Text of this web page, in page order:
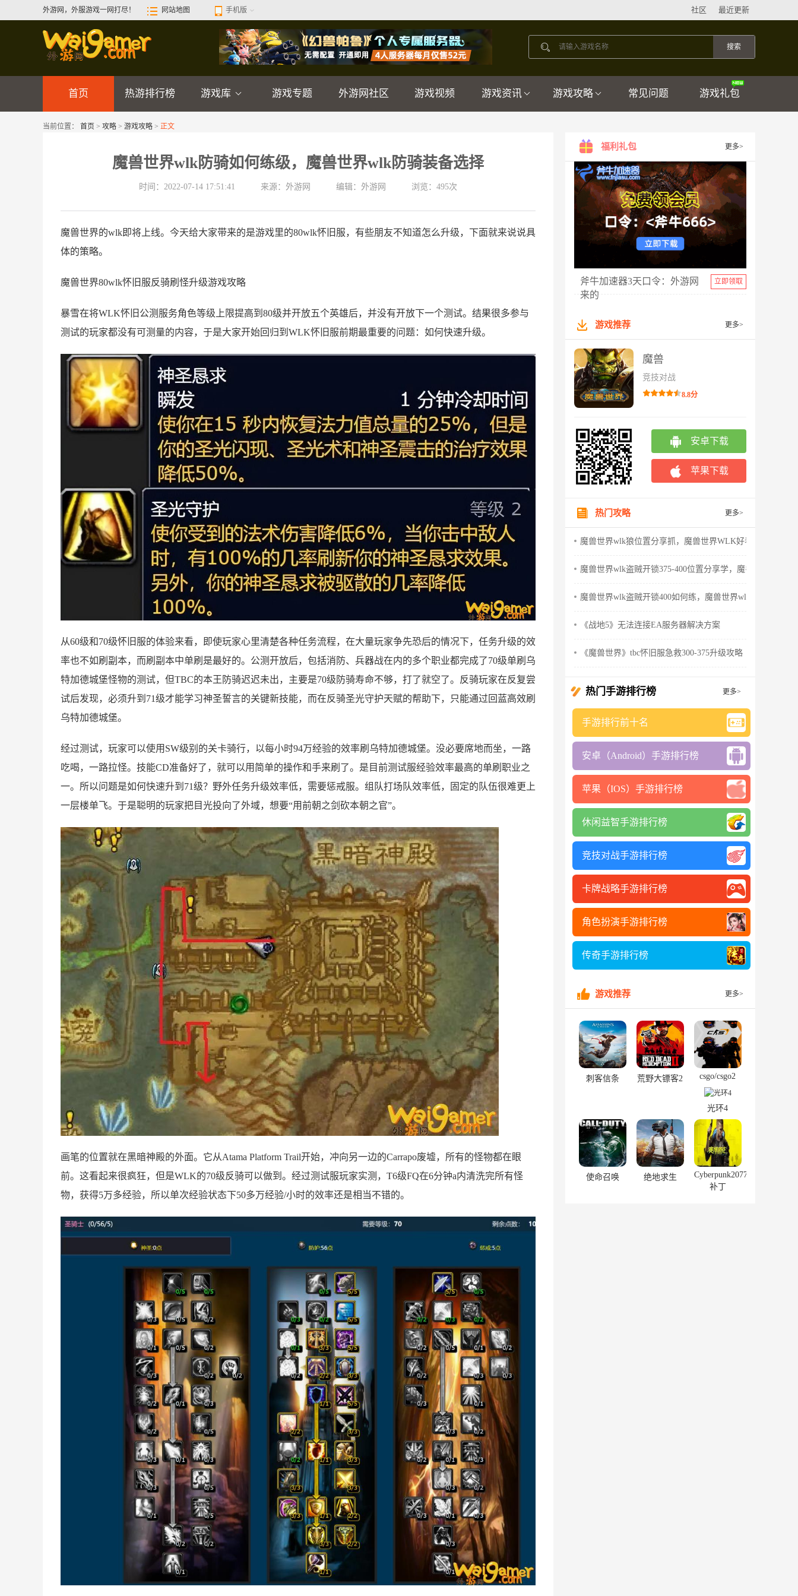
外游网，外服游戏一网打尽！ 网站地图 手机版 最近更新
社区
首页 热游排行榜 游戏库 游戏专题 外游网社区 游戏视频 游戏资讯 游戏攻略 常见问题 游戏礼包
当前位置： 首页 > 攻略 > 游戏攻略 > 正文
魔兽世界wlk防骑如何练级，魔兽世界wlk防骑装备选择
时间：2022-07-14 17:51:41 来源：外游网 编辑：外游网 浏览： 495次
魔兽世界的wlk即将上线。今天给大家带来的是游戏里的80wlk怀旧服，有些朋友不知道怎么升级，下面就来说说具
体的策略。
魔兽世界80wlk怀旧服反骑刷怪升级游戏攻略
暴雪在将WLK怀旧公测服务角色等级上限提高到80级并开放五个英雄后，并没有开放下一个测试。结果很多参与
测试的玩家都没有可测量的内容，于是大家开始回归到WLK怀旧服前期最重要的问题：如何快速升级。
从60级和70级怀旧服的体验来看，即使玩家心里清楚各种任务流程，在大量玩家争先恐后的情况下，任务升级的效
率也不如刷副本，而刷副本中单刷是最好的。公测开放后，包括消防、兵器战在内的多个职业都完成了70级单刷乌
特加德城堡怪物的测试，但TBC的本王防骑迟迟未出，主要是70级防骑寿命不够，打了就空了。反骑玩家在反复尝
试后发现，必须升到71级才能学习神圣誓言的关键新技能，而在反骑圣光守护天赋的帮助下，只能通过回蓝高效刷
乌特加德城堡。
经过测试，玩家可以使用SW级别的关卡骑行，以每小时94万经验的效率刷乌特加德城堡。没必要席地而坐，一路
吃喝，一路拉怪。技能CD准备好了，就可以用简单的操作和手来刷了。是目前测试服经验效率最高的单刷职业之
一。所以问题是如何快速升到71级？野外任务升级效率低，需要惩戒服。组队打场队效率低，固定的队伍很难更上
一层楼单飞。于是聪明的玩家把目光投向了外域，想要“用前朝之剑砍本朝之官”。
画笔的位置就在黑暗神殿的外面。它从Atama Platform Trail开始，冲向另一边的Carrapo废墟，所有的怪物都在眼
前。这看起来很疯狂，但是WLK的70级反骑可以做到。经过测试服玩家实测，T6级FQ在6分钟a内清洗完所有怪
物，获得5万多经验，所以单次经验状态下50多万经验/小时的效率还是相当不错的。
福利礼包 更多>
斧牛加速器3天口令：外游网
来的
立即领取
游戏推荐 更多>
魔兽
竞技对战
8.8分
安卓下载
苹果下载
热门攻略 更多>
魔兽世界wlk狼位置分享抓，魔兽世界WLK好看的狼
魔兽世界wlk盗贼开锁375-400位置分享学，魔兽世界wlk怀
魔兽世界wlk盗贼开锁400如何练，魔兽世界wlk盗贼天赋
《战地5》无法连接EA服务器解决方案
《魔兽世界》tbc怀旧服急救300-375升级攻略
热门手游排行榜 更多>
手游排行前十名
安卓（Android）手游排行榜
苹果（IOS）手游排行榜
休闲益智手游排行榜
竞技对战手游排行榜
卡牌战略手游排行榜
角色扮演手游排行榜
传奇手游排行榜
游戏推荐 更多>
刺客信条 荒野大镖客2 csgo/csgo2
光环4
使命召唤 绝地求生
Cyberpunk2077
补丁